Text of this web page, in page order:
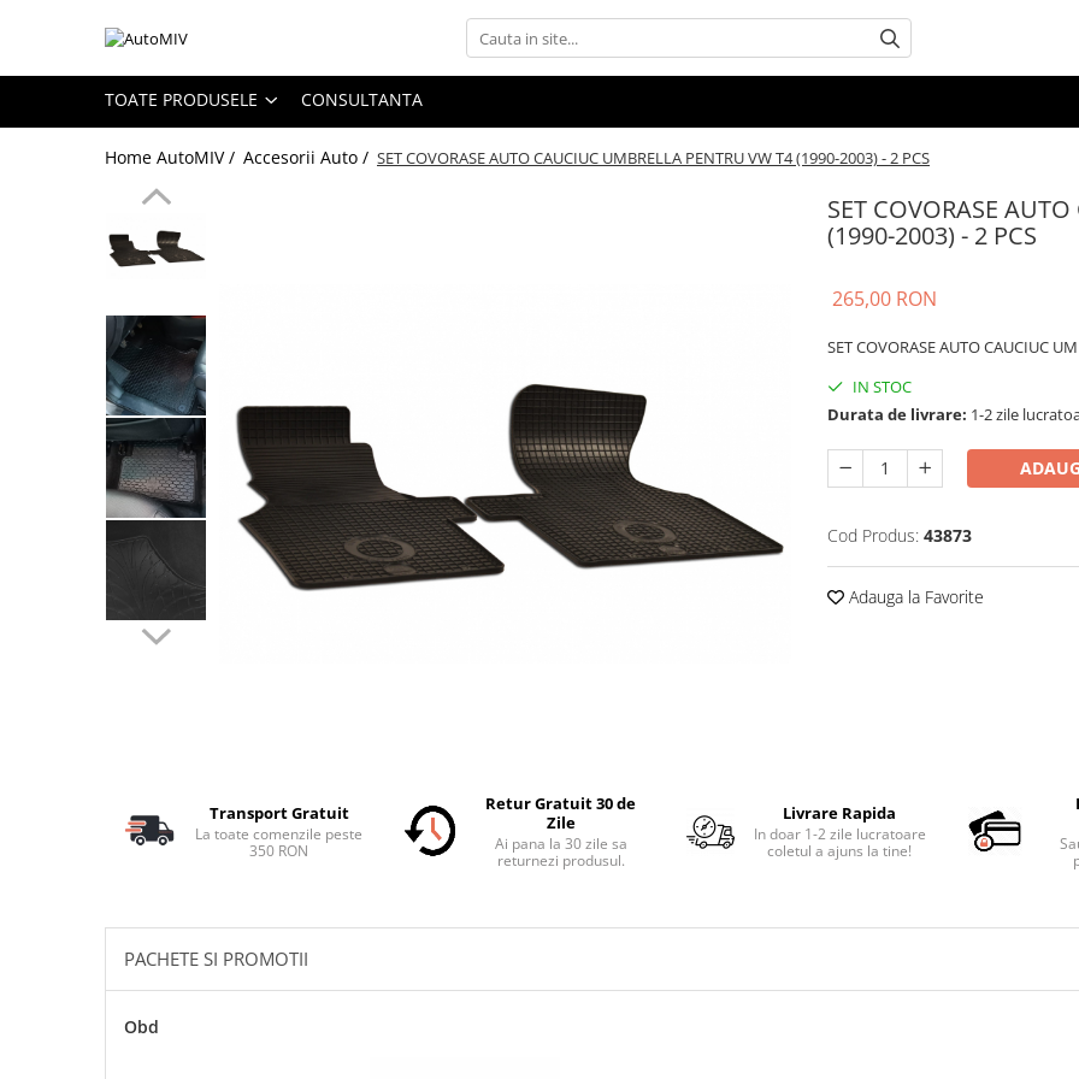
Toate Produsele
Oferta Saptamanii
Bloc Lumini
Butoane Reglare Oglinzi
Butoane Blocare/Deblocare
Buton Frana
Buton Clapeta Rezervor
Buton Portbagaj
Alte Butoane/Comutatoare
Butoane Semnalizare
Schimbatoare Viteze
Accesorii Auto Exterior
Tavite Portbagaj Dedicate
Covorase Auto/ Presuri Auto
Seturi Interior
Accesorii Siguranta Auto
TOATE PRODUSELE CONSULTANTA
Home AutoMIV / Accesorii Auto / SET COVORASE AUTO CAUCIUC UMBRELLA PENTRU VW T4 (1990-2003) - 2 PCS
SET COVORASE
(1990-2003) - 2 PCS
265,00 RON
SET COVORASE AUTO CAUCIUC
IN STOC
Durata de livrare: 1-2 zile
Cod Produs: 43873
Adauga la Favorite
Transport Gratuit
La toate comenzile peste
350 RON
Retur Gratuit 30 de
Zile
Ai pana la 30 zile sa
returnezi produsul.
Livrare Rapida
In doar 1-2 zile lucratoare
coletul a ajuns la tine!
PACHETE SI PROMOTII
Obd